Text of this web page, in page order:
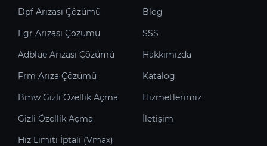
Dpf Arızası Çözümü
Egr Arızası Çözümü
Adblue Arızası Çözümü
Frm Arıza Çözümü
Bmw Gizli Özellik Açma
Gizli Özellik Açma
Hız Limiti İptali (Vmax)
Blog
SSS
Hakkımızda
Katalog
Hizmetlerimiz
İletişim